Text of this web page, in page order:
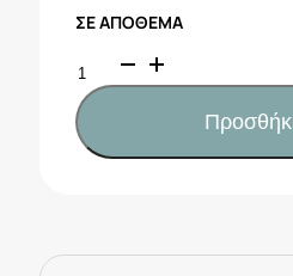
ΣΕ ΑΠΌΘΕΜΑ
CHICCO
Πιπίλες
Air
PhysioForma
Μπεζ